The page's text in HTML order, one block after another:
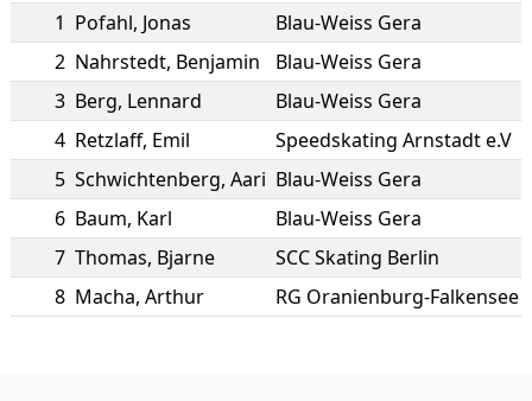
1 Pofahl, Jonas Blau-Weiss Gera
2 Nahrstedt, Benjamin Blau-Weiss Gera
3 Berg, Lennard Blau-Weiss Gera
4 Retzlaff, Emil Speedskating Arnstadt e.V
5 Schwichtenberg, Aari Blau-Weiss Gera
6 Baum, Karl Blau-Weiss Gera
7 Thomas, Bjarne SCC Skating Berlin
8 Macha, Arthur RG Oranienburg-Falkensee